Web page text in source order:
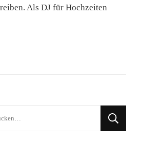
Als DJ für Hochzeiten